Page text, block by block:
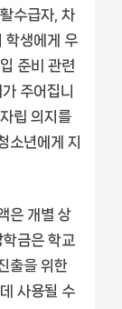
수급자, 차
학생에게 우
준비 관련
주어집니
립 의지를
소년에게 지
은 개별 상
금은 학교
출을 위한
사용될 수